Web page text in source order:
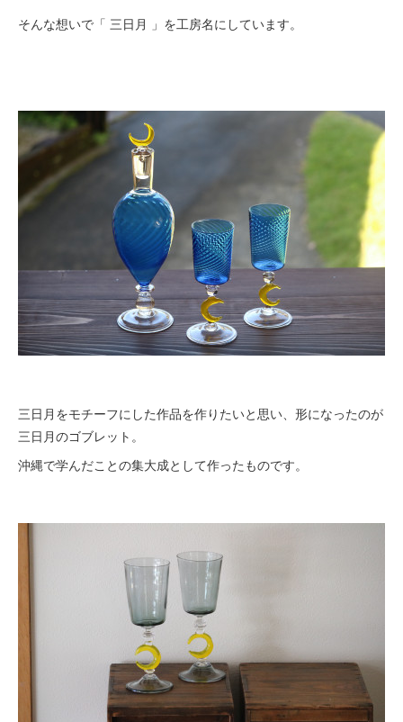
そんな想いで「 三日月 」を工房名にしています。
三日月をモチーフにした作品を作りたいと思い、形になったのが
三日月のゴブレット。
沖縄で学んだことの集大成として作ったものです。